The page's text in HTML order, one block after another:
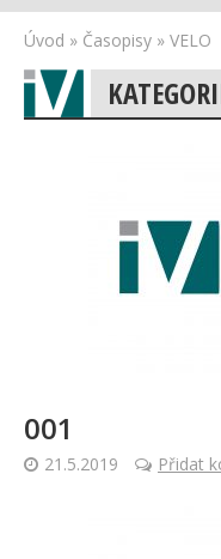
Úvod » Časopisy » VELO
001
21.5.2019 Přidat